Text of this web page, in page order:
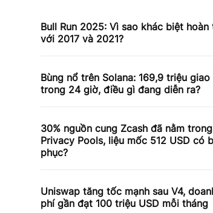
Bull Run 2025: Vì sao khác biệt hoàn
với 2017 và 2021?
Bùng nổ trên Solana: 169,9 triệu
trong 24 giờ, điều gì đang diễn ra?
30% nguồn cung Zcash đã nằm trong
Privacy Pools, liệu mốc 512 USD có
phục?
Uniswap tăng tốc mạnh sau V4,
phí gần đạt 100 triệu USD mỗi tháng